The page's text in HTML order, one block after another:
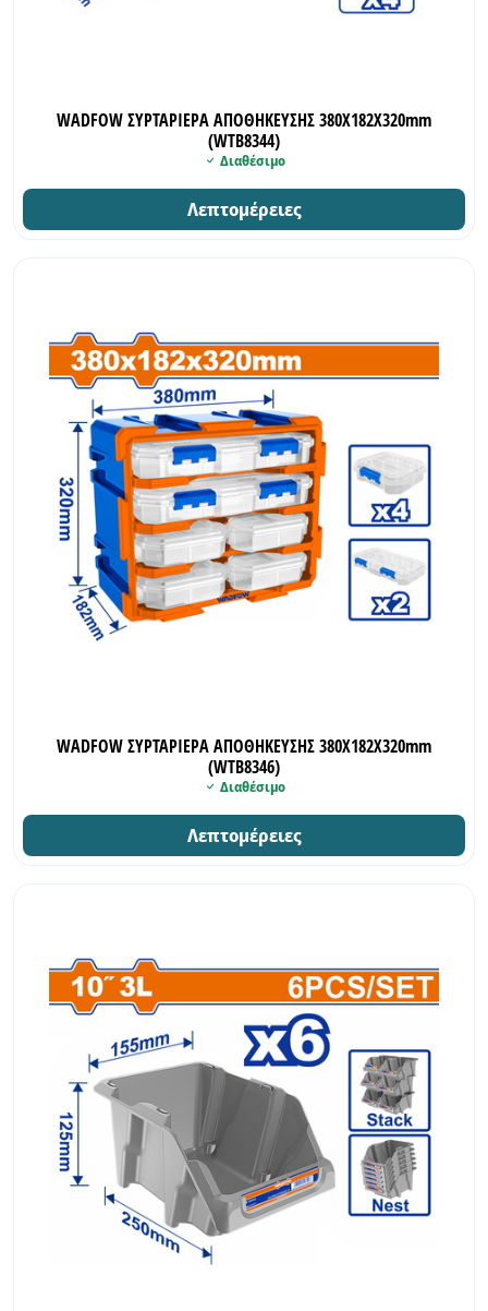
WADFOW ΣΥΡΤΑΡΙΕΡΑ ΑΠΟΘΗΚΕΥΣΗΣ 380Χ182Χ320mm
(WTB8344)
Διαθέσιμο
Λεπτομέρειες
WADFOW ΣΥΡΤΑΡΙΕΡΑ ΑΠΟΘΗΚΕΥΣΗΣ 380Χ182Χ320mm
(WTB8346)
Διαθέσιμο
Λεπτομέρειες